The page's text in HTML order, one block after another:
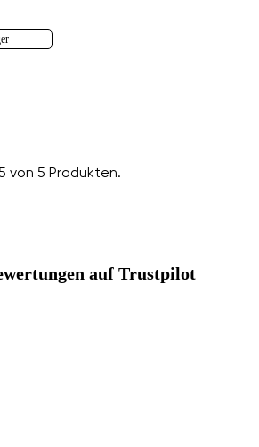
von 5 Produkten.
auf Trustpilot